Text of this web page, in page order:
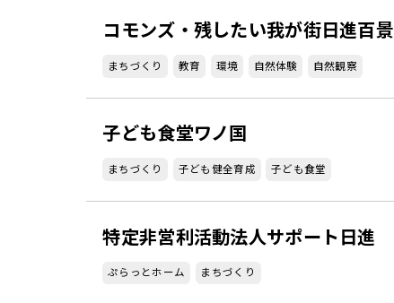
コモンズ・残したい我が街日進百景
まちづくり 教育 環境 自然体験 自然観察
子ども食堂ワノ国
まちづくり 子ども健全育成 子ども食堂
特定非営利活動法人サポート日進
ぷらっとホーム まちづくり